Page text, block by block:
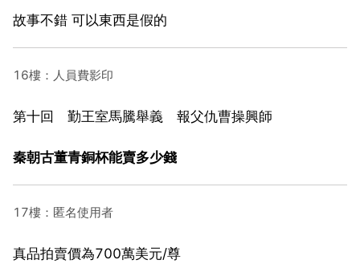
故事不錯 可以東西是假的
16樓：人員費影印
第十回 勤王室馬騰舉義 報父仇曹操興師
秦朝古董青銅杯能賣多少錢
17樓：匿名使用者
真品拍賣價為700萬美元/尊